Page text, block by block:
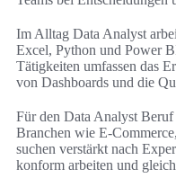
Im Alltag Data Analyst
Excel, Python und Power
Tätigkeiten umfassen das
von Dashboards und die
Für den Data Analyst
Branchen wie
suchen verstärkt nach
konform arbeiten und